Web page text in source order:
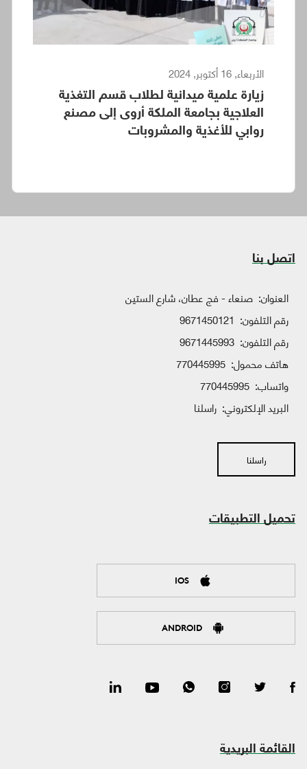
الأربعاء, 16 أكتوبر, 2024
زيارة علمية ميدانية لطلاب قسم التغذية
العلاجية بجامعة الملكة أروى إلى مصنع
روابي للأغذية والمشروبات
اتصل بنا
العنوان: صنعاء - فج عطان، شارع الستين
رقم التلفون: 9671450121
رقم التلفون: 9671445993
هاتف محمول: 770445995
واتساب:
البريد الإلكتروني: راسلنا
راسلنا
تحميل التطبيقات
IOS
ANDROID
القائمة البريدية